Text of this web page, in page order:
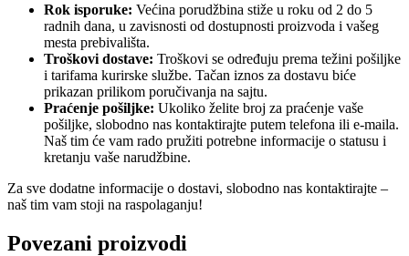
Rok isporuke: Većina porudžbina stiže u roku od 2 do 5
radnih dana, u zavisnosti od dostupnosti proizvoda i vašeg
mesta prebivališta.
Troškovi dostave: Troškovi se određuju prema težini pošiljke
i tarifama kurirske službe. Tačan iznos za dostavu biće
prikazan prilikom poručivanja na sajtu.
Praćenje pošiljke: Ukoliko želite broj za praćenje vaše
pošiljke, slobodno nas kontaktirajte putem telefona ili e-maila.
Naš tim će vam rado pružiti potrebne informacije o statusu i
kretanju vaše narudžbine.
Za sve dodatne informacije o dostavi, slobodno nas kontaktirajte –
naš tim vam stoji na raspolaganju!
Povezani proizvodi